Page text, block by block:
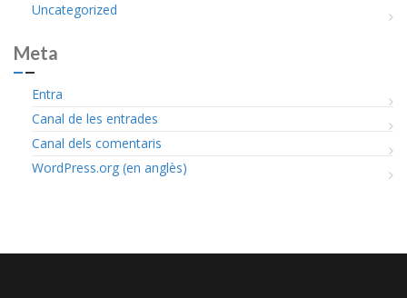
Uncategorized
Meta
Entra
Canal de les entrades
Canal dels comentaris
WordPress.org (en anglès)